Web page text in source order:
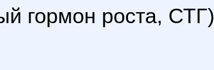
гормон роста, СТГ)